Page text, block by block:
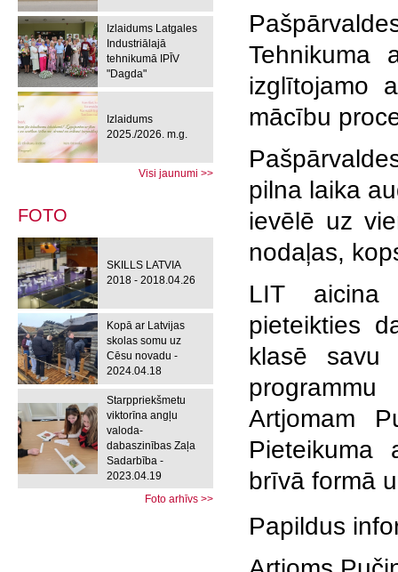
Izlaidums Latgales
Industriālajā
tehnikumā IPĪV
"Dagda"
Izlaidums
2025./2026. m.g.
Visi jaunumi >>
FOTO
SKILLS LATVIA
2018 - 2018.04.26
Kopā ar Latvijas
skolas somu uz
Cēsu novadu -
2024.04.18
Starppriekšmetu
viktorīna angļu
valoda-
dabaszinības Zaļa
Sadarbība -
2023.04.19
Foto arhīvs >>
Tehnikuma
izglītojamo
mācību
pilna laika
ievēlē uz
nodaļas,
LIT aicina
pieteikties
klasē
programmu
Artjomam
Pieteikuma
brīvā formā
Papildus